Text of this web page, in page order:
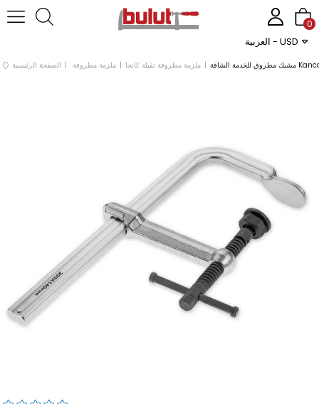
العربية - USD
0
الصفحة الرئيسية ملزمة مطروقة ملزمة مطروقة ثقيلة كانجا